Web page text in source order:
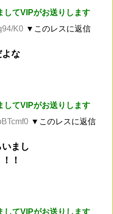
してVIPがお送りします
K0 ▼このレスに返信
よな
してVIPがお送りします
▼このレスに返信
まし
！
してVIPがお送りします